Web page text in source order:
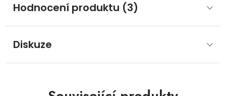
Hodnocení produktu (3)
Diskuze